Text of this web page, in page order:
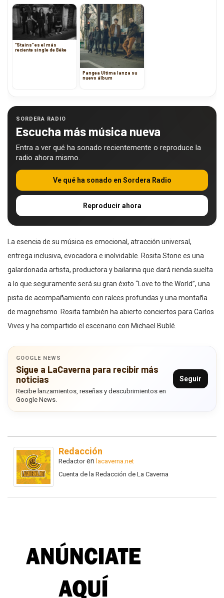
“Stains” es el más
reciente single de Béke
Pangea Ultima lanza su
nuevo álbum
SORDERA RADIO
Escucha más música nueva
Entra a ver qué ha sonado recientemente o reproduce la
radio ahora mismo.
Ve qué ha sonado en Sordera Radio
Reproducir ahora
La esencia de su música es emocional, atracción universal,
entrega inclusiva, evocadora e inolvidable. Rosita Stone es una
galardonada artista, productora y bailarina que dará rienda suelta
a lo que seguramente será su gran éxito “Love to the World”, una
pista de acompañamiento con raíces profundas y una montaña
de magnetismo. Rosita también ha abierto conciertos para Carlos
Vives y ha compartido el escenario con Michael Bublé.
GOOGLE NEWS
Sigue a LaCaverna para recibir más
noticias
Recibe lanzamientos, reseñas y descubrimientos en
Google News.
Seguir
Redacción
Redactoren lacaverna.net
Cuenta de la Redacción de La Caverna